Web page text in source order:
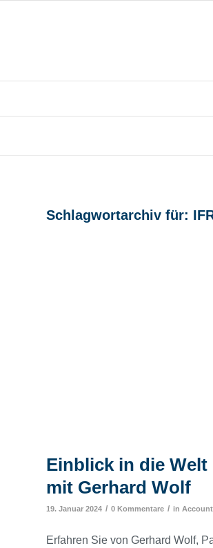
Schlagwortarchiv für:
Einblick in die
mit Gerhard Wolf
19. Januar 2024 / 0 Kommentare / in
Erfahren Sie von Gerhard Wolf,